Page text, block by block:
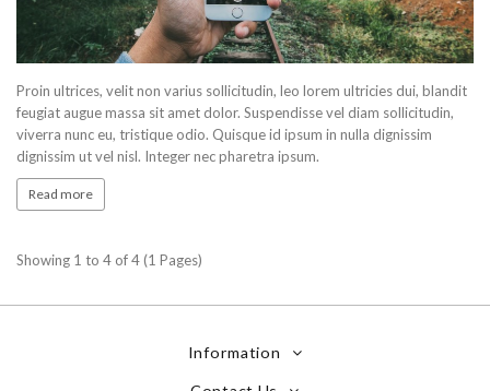
Proin ultrices, velit non varius sollicitudin, leo lorem ultricies dui, blandit
feugiat augue massa sit amet dolor. Suspendisse vel diam sollicitudin,
viverra nunc eu, tristique odio. Quisque id ipsum in nulla dignissim
dignissim ut vel nisl. Integer nec pharetra ipsum.
Read more
Showing 1 to 4 of 4 (1 Pages)
Information